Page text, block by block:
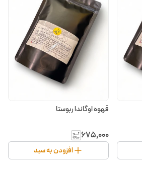
قهوه اوگاندا ربوستا
۶۷۵٬۰۰۰
افزودن به سبد